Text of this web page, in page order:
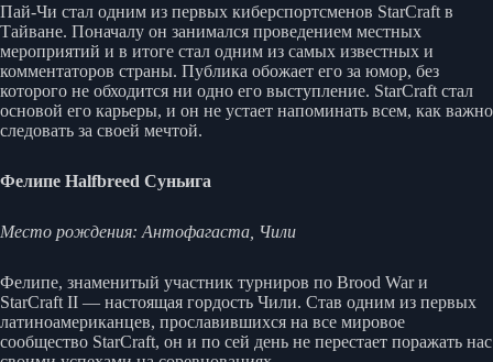
Пай-Чи стал одним из первых киберспортсменов StarCraft в
Тайване. Поначалу он занимался проведением местных
мероприятий и в итоге стал одним из самых известных и
комментаторов страны. Публика обожает его за юмор, без
которого не обходится ни одно его выступление. StarCraft стал
основой его карьеры, и он не устает напоминать всем, как важно
следовать за своей мечтой.
Фелипе Halfbreed Суньига
Место рождения: Антофагаста, Чили
Фелипе, знаменитый участник турниров по Brood War и
StarCraft II — настоящая гордость Чили. Став одним из первых
латиноамериканцев, прославившихся на все мировое
сообщество StarCraft, он и по сей день не перестает поражать нас